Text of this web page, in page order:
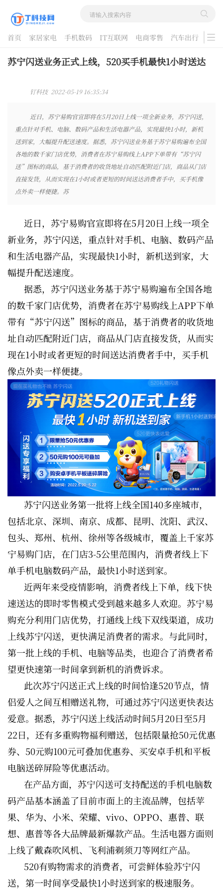
首页 家居家电 手机数码 IT互联网 电商零售 汽车出行
游戏
酷品评测
苏宁闪送业务正式上线，520买手机最快1小时送达
钉科技 2022-05-19 16:35:34
近日，苏宁易购官宣即将在5月20日上线一项全新业务，苏宁闪送，
重点针对手机、电脑、数码产品和生活电器产品，实现最快1小时，新机
送到家，大幅提升配送速度。据悉，苏宁闪送业务基于苏宁易购遍布全国
各地的数千家门店优势，消费者在苏宁易购线上APP下单带有“苏宁闪
送”图标的商品，基于消费者的收货地址自动匹配附近门店，商品从门店
直接发货，从而实现在1小时或者更短的时间送达消费者手中，买手机像
点外卖一样便捷。苏
近日，苏宁易购官宣即将在5月20日上线一项全
新业务，苏宁闪送，重点针对手机、电脑、数码产品
和生活电器产品，实现最快1小时，新机送到家，大
幅提升配送速度。
据悉，苏宁闪送业务基于苏宁易购遍布全国各地
的数千家门店优势，消费者在苏宁易购线上APP下单
带有“苏宁闪送”图标的商品，基于消费者的收货地
址自动匹配附近门店，商品从门店直接发货，从而实
现在1小时或者更短的时间送达消费者手中，买手机
像点外卖一样便捷。
苏宁闪送业务第一批将上线全国140多座城市，
包括北京、深圳、南京、成都、昆明、沈阳、武汉、
包头、郑州、杭州、徐州等各级城市，覆盖上千家苏
宁易购门店，在门店3-5公里范围内，消费者线上下
单手机电脑数码产品，最快1小时送到家。
近两年来受疫情影响，消费者线上下单，线下快
速送达的即时零售模式受到越来越多人欢迎。苏宁易
购充分利用门店优势，打通线上线下双线渠道，成功
上线苏宁闪送，更快满足消费者的需求。与此同时，
第一批上线的手机、电脑等品类，也迎合了消费者希
望更快速第一时间拿到新机的消费诉求。
此次苏宁闪送正式上线的时间恰逢520节点，情
侣爱人之间互相赠送礼物，可通过苏宁闪送更快表达
爱意。据悉，苏宁闪送上线活动时间5月20日至5月
22日，还有多重购物福利赠送，包括限量抢50元优惠
券、50元购100元可叠加优惠券、买安卓手机和平板
电脑送碎屏险等优惠活动。
在产品方面，苏宁闪送可支持配送的手机电脑数
码产品基本涵盖了目前市面上的主流品牌，包括苹
果、华为、小米、荣耀、vivo、OPPO、惠普、联
想、惠普等各大品牌最新爆款产品。生活电器方面则
上线了戴森吹风机、飞利浦剃须刀等网红产品。
520有购物需求的消费者，可尝鲜体验苏宁闪
送，第一时间享受最快1小时送到家的极速服务。